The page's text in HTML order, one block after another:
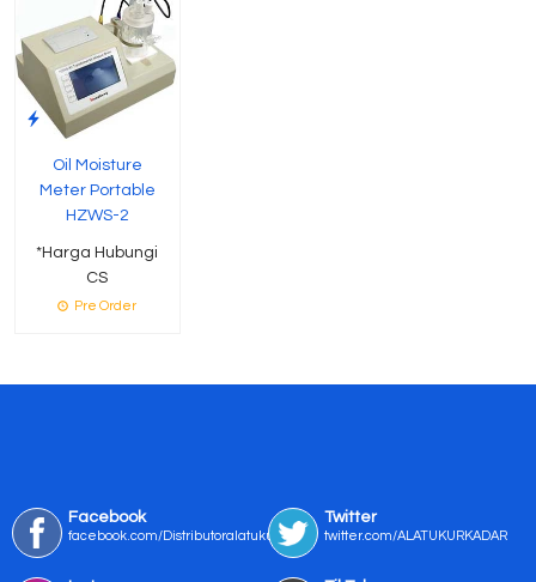
Oil Moisture
Meter Portable
HZWS-2
*Harga Hubungi
CS
Pre Order
Facebook
facebook.com/Distributoralatukur
Twitter
twitter.com/ALATUKURKADAR